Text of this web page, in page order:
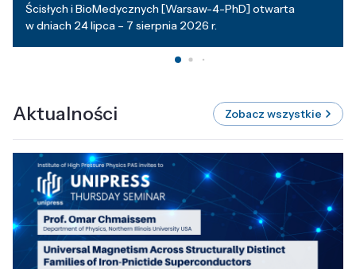
Ścisłych i BioMedycznych [Warsaw-4-PhD] otwarta
w dniach 24 lipca – 7 sierpnia 2026 r.
Aktualności Zobacz wszystkie